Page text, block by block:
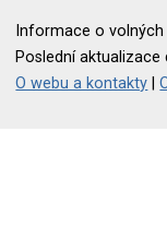
Informace o
Poslední aktualizace
O webu a kontakty |